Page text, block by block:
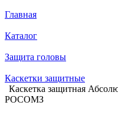
Главная
Каталог
Защита головы
Каскетки защитные
Каскетка защитная
РОСОМЗ